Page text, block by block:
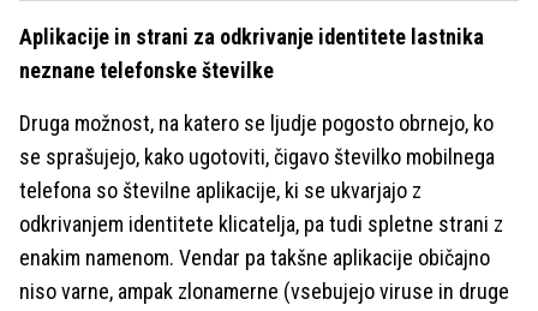
Aplikacije in strani za odkrivanje identitete lastnika
neznane telefonske številke
Druga možnost, na katero se ljudje pogosto obrnejo, ko
se sprašujejo, kako ugotoviti, čigavo številko mobilnega
telefona so številne aplikacije, ki se ukvarjajo z
odkrivanjem identitete klicatelja, pa tudi spletne strani z
enakim namenom. Vendar pa takšne aplikacije običajno
niso varne, ampak zlonamerne (vsebujejo viruse in druge